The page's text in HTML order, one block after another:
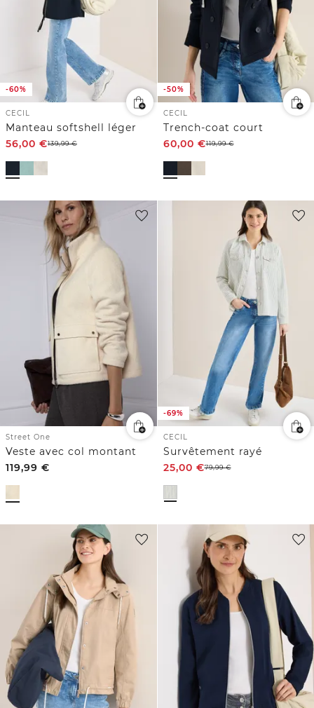
-60%
CECIL
Manteau softshell léger
56,00 €139,99€
-50%
CECIL
Trench-coat court
60,00 €119,99€
Street One
Veste avec col montant
119,99 €
-69%
CECIL
Survêtement rayé
25,00 €79,99€